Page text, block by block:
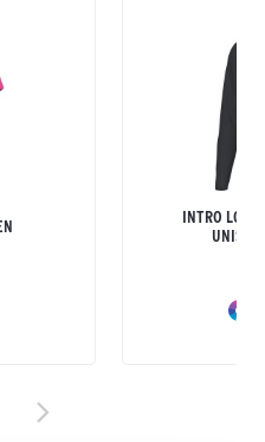
INTRO
UNISEX